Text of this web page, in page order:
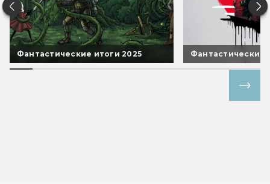
Фантастические итоги 2025 Фантастические